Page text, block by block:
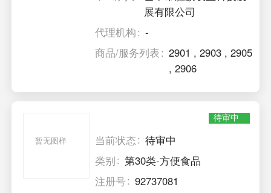
展有限公司
代理机构
-
商品/服务列表
2901 ,2903 ,2905
,2906
暂无图样
待审中
当前状态
待审中
类别
第30类-方便食品
注册号
92737081